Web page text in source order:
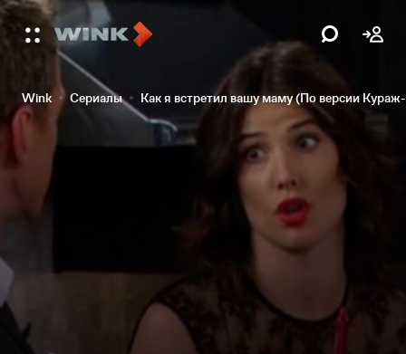
Wink Сериалы Как я встретил вашу маму (По версии